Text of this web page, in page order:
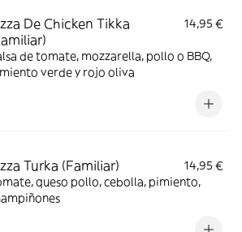
De Chicken Tikka
14,95 €
de tomate, mozzarella, pollo o BBQ,
verde y rojo oliva
Turka (Familiar)
14,95 €
queso pollo, cebolla, pimiento,